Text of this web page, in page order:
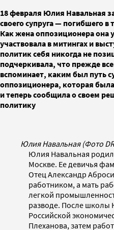
18 февраля Юлия Навальная
своего супруга — погибшего
Как жена оппозиционера она
участвовала в митингах и
политик себя никогда не
подчеркивала, что прежде
вспоминает, каким был путь
оппозиционера, которая
и теперь сообщила о своем
политику
Юлия Навальная (Фото
Юлия Навальная
Москве. Ее девичья
Отец Александр
работником, а мать
легкой
разводе. После школы
Российской
Плеханова, затем